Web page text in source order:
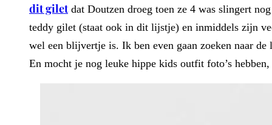
dit giletdat Doutzen droeg toen ze 4 was slingert
teddy gilet (staat ook in dit lijstje) en inmiddels zijn
wel een blijvertje is. Ik ben even gaan zoeken naar
En mocht je nog leuke hippe kids outfit foto’s